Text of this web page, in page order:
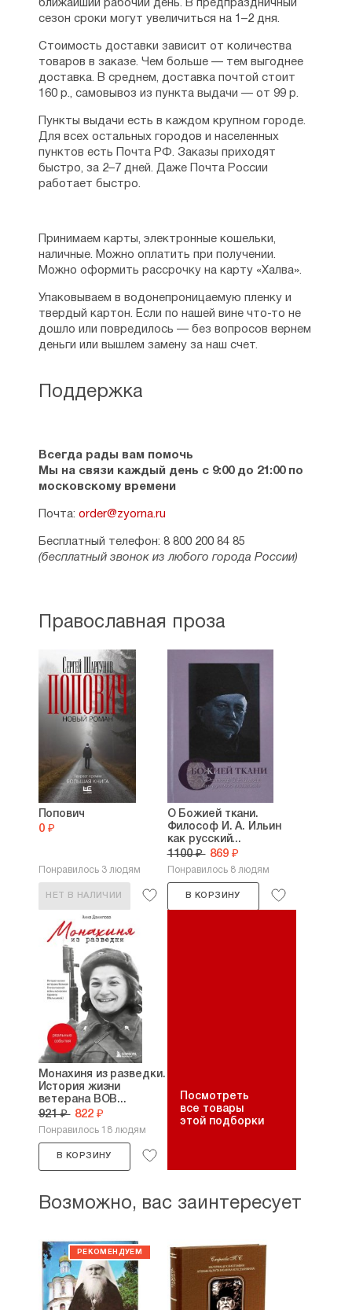
Поддержка
Всегда рады вам помочь
Мы на связи каждый день с 9:00 до 21:00 по
московскому времени
Почта: order@zyorna.ru
Бесплатный телефон: 8 800 200 84 85
(бесплатный звонок из любого города России)
ближайший рабочий день. В предпраздничный
сезон сроки могут увеличиться на 1–2 дня.
Стоимость доставки зависит от количества
товаров в заказе. Чем больше — тем выгоднее
доставка. В среднем, доставка почтой стоит
160 р., самовывоз из пункта выдачи — от 99 р.
Пункты выдачи есть в каждом крупном городе.
Для всех остальных городов и населенных
пунктов есть Почта РФ. Заказы приходят
быстро, за 2–7 дней. Даже Почта России
работает быстро.
Принимаем карты, электронные кошельки,
наличные. Можно оплатить при получении.
Можно оформить рассрочку на карту «Халва».
Упаковываем в водонепроницаемую пленку и
твердый картон. Если по нашей вине что-то не
дошло или повредилось — без вопросов вернем
деньги или вышлем замену за наш счет.
Православная проза
Попович
0 ₽
Понравилось 3 людям
НЕТ В НАЛИЧИИ
О Божией ткани.
Философ И. А. Ильин
как русский...
1100 ₽ 869 ₽
Понравилось 8 людям
В КОРЗИНУ
Монахиня из разведки.
История жизни
ветерана ВОВ...
921 ₽ 822 ₽
Понравилось 18 людям
В КОРЗИНУ
Посмотреть
все товары
этой подборки
Возможно, вас заинтересует